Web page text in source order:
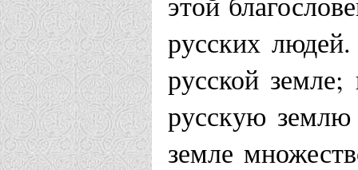
русских
русской
русскую землю
земле